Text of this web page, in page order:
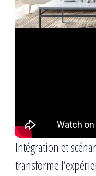
Intégration et
transforme